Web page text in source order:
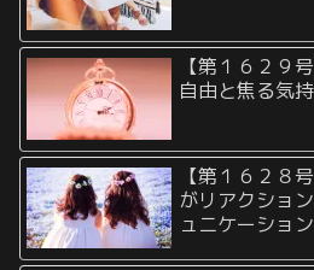
【第１６２９
自由と焦る気
【第１６２８
がリアクショ
ュニケーション